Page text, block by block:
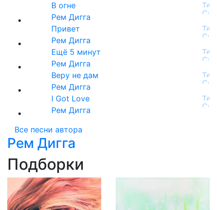
В огне
Рем Дигга
Привет
Рем Дигга
Ещё 5 минут
Рем Дигга
Веру не дам
Рем Дигга
I Got Love
Рем Дигга
Все песни автора
Рем Дигга
Подборки